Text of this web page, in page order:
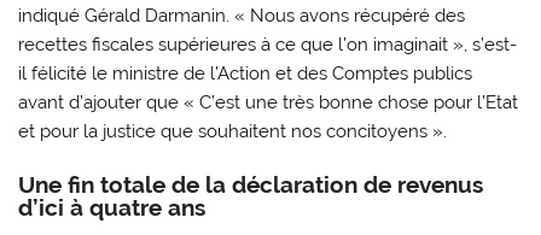
indiqué Gérald Darmanin. « Nous avons récupéré des
recettes fiscales supérieures à ce que l’on imaginait », s’est-
il félicité le ministre de l’Action et des Comptes publics
avant d’ajouter que « C’est une très bonne chose pour l’Etat
et pour la justice que souhaitent nos concitoyens ».
Une fin totale de la déclaration de revenus
d’ici à quatre ans